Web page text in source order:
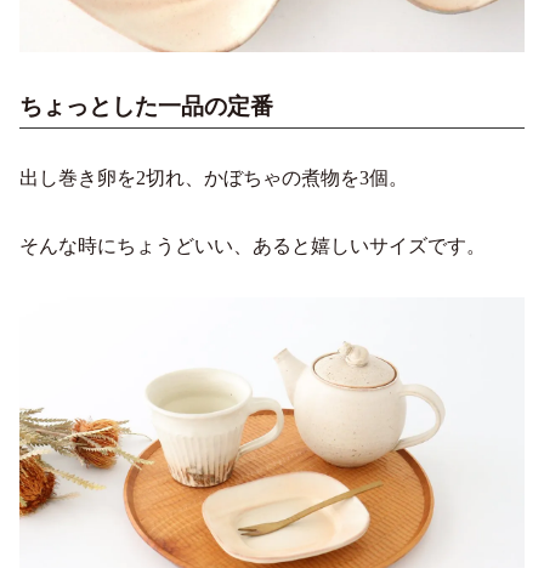
ちょっとした一品の定番
出し巻き卵を2切れ、かぼちゃの煮物を3個。
そんな時にちょうどいい、あると嬉しいサイズです。